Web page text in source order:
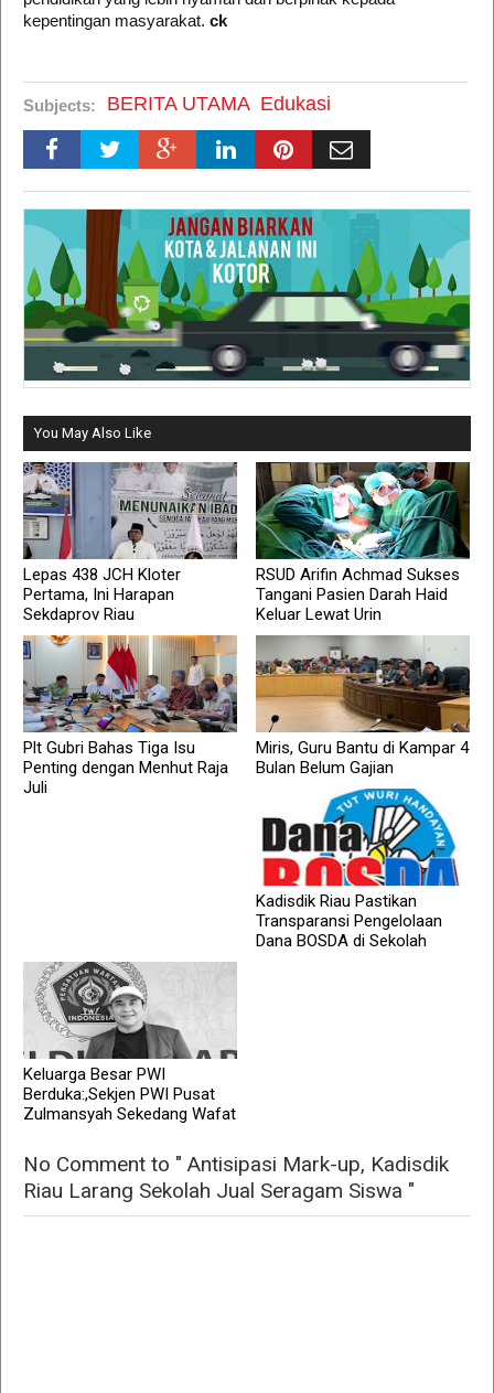
kepentingan masyarakat. ck
Subjects: BERITA UTAMA Edukasi
You May Also Like
Lepas 438 JCH Kloter
Pertama, Ini Harapan
Sekdaprov Riau
RSUD Arifin Achmad Sukses
Tangani Pasien Darah Haid
Keluar Lewat Urin
Plt Gubri Bahas Tiga Isu
Penting dengan Menhut Raja
Juli
Miris, Guru Bantu di Kampar 4
Bulan Belum Gajian
Kadisdik Riau Pastikan
Transparansi Pengelolaan
Dana BOSDA di Sekolah
Keluarga Besar PWI
Berduka:,Sekjen PWI Pusat
Zulmansyah Sekedang Wafat
No Comment to " Antisipasi Mark-up, Kadisdik
Riau Larang Sekolah Jual Seragam Siswa "